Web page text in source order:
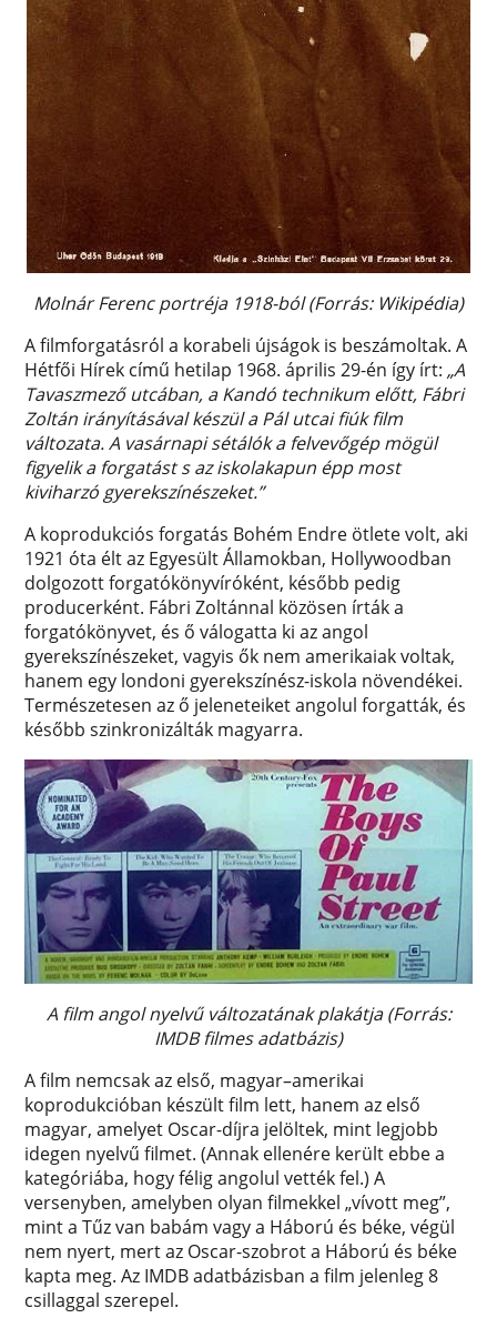
Molnár Ferenc portréja 1918-ból (Forrás: Wikipédia)
A filmforgatásról a korabeli újságok is beszámoltak. A
Hétfői Hírek című hetilap 1968. április 29-én így írt: „A
Tavaszmező utcában, a Kandó technikum előtt, Fábri
Zoltán irányításával készül a Pál utcai fiúk film
változata. A vasárnapi sétálók a felvevőgép mögül
figyelik a forgatást s az iskolakapun épp most
kiviharzó gyerekszínészeket.”
A koprodukciós forgatás Bohém Endre ötlete volt, aki
1921 óta élt az Egyesült Államokban, Hollywoodban
dolgozott forgatókönyvíróként, később pedig
producerként. Fábri Zoltánnal közösen írták a
forgatókönyvet, és ő válogatta ki az angol
gyerekszínészeket, vagyis ők nem amerikaiak voltak,
hanem egy londoni gyerekszínész-iskola növendékei.
Természetesen az ő jeleneteiket angolul forgatták, és
később szinkronizálták magyarra.
A film angol nyelvű változatának plakátja (Forrás:
IMDB filmes adatbázis​)
A film nemcsak az első, magyar–amerikai
koprodukcióban készült film lett, hanem az első
magyar, amelyet Oscar-díjra jelöltek, mint legjobb
idegen nyelvű filmet. (Annak ellenére került ebbe a
kategóriába, hogy félig angolul vették fel.) A
versenyben, amelyben olyan filmekkel „vívott meg”,
mint a Tűz van babám vagy a Háború és béke, végül
nem nyert, mert az Oscar-szobrot a Háború és béke
kapta meg. Az IMDB adatbázisban a film jelenleg 8
csillaggal szerepel.